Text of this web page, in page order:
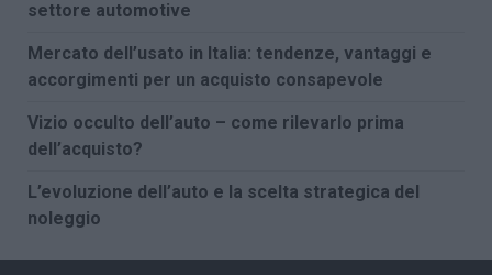
settore automotive
Mercato dell’usato in Italia: tendenze, vantaggi e
accorgimenti per un acquisto consapevole
Vizio occulto dell’auto – come rilevarlo prima
dell’acquisto?
L’evoluzione dell’auto e la scelta strategica del
noleggio